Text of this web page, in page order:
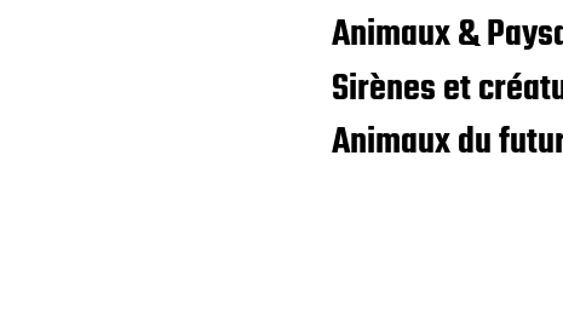
Animaux &
Sirènes et
Animaux du